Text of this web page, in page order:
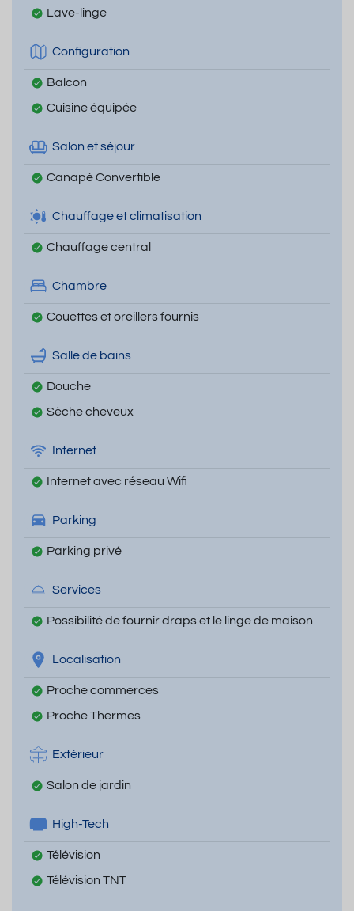
Lave-linge
Configuration
Balcon
Cuisine équipée
Salon et séjour
Canapé Convertible
Chauffage et climatisation
Chauffage central
Chambre
Couettes et oreillers fournis
Salle de bains
Douche
Sèche cheveux
Internet
Internet avec réseau Wifi
Parking
Parking privé
Services
Possibilité de fournir draps et le linge de maison
Localisation
Proche commerces
Proche Thermes
Extérieur
Salon de jardin
High-Tech
Télévision
Télévision TNT